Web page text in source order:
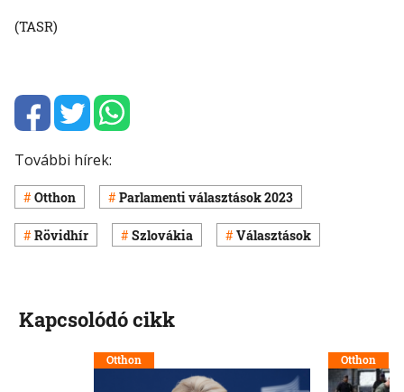
(TASR)
További hírek:
Otthon Parlamenti választások 2023
Rövidhír Szlovákia Választások
Kapcsolódó cikk
Otthon Otthon